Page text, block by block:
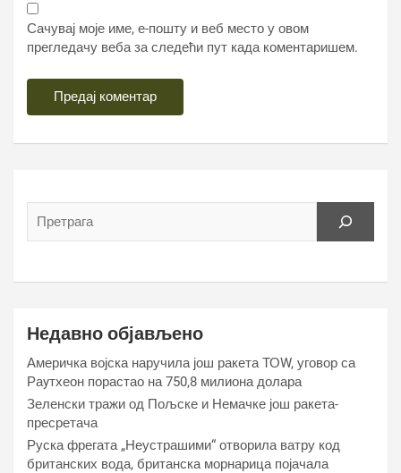
Сачувај моје име, е-пошту и веб место у овом
прегледачу веба за следећи пут када коментаришем.
Недавно објављено
Америчка војска наручила још ракета ТОW, уговор са
Раyтхеон порастао на 750,8 милиона долара
Зеленски тражи од Пољске и Немачке још ракета-
пресретача
Руска фрегата „Неустрашими“ отворила ватру код
британских вода, британска морнарица појачала